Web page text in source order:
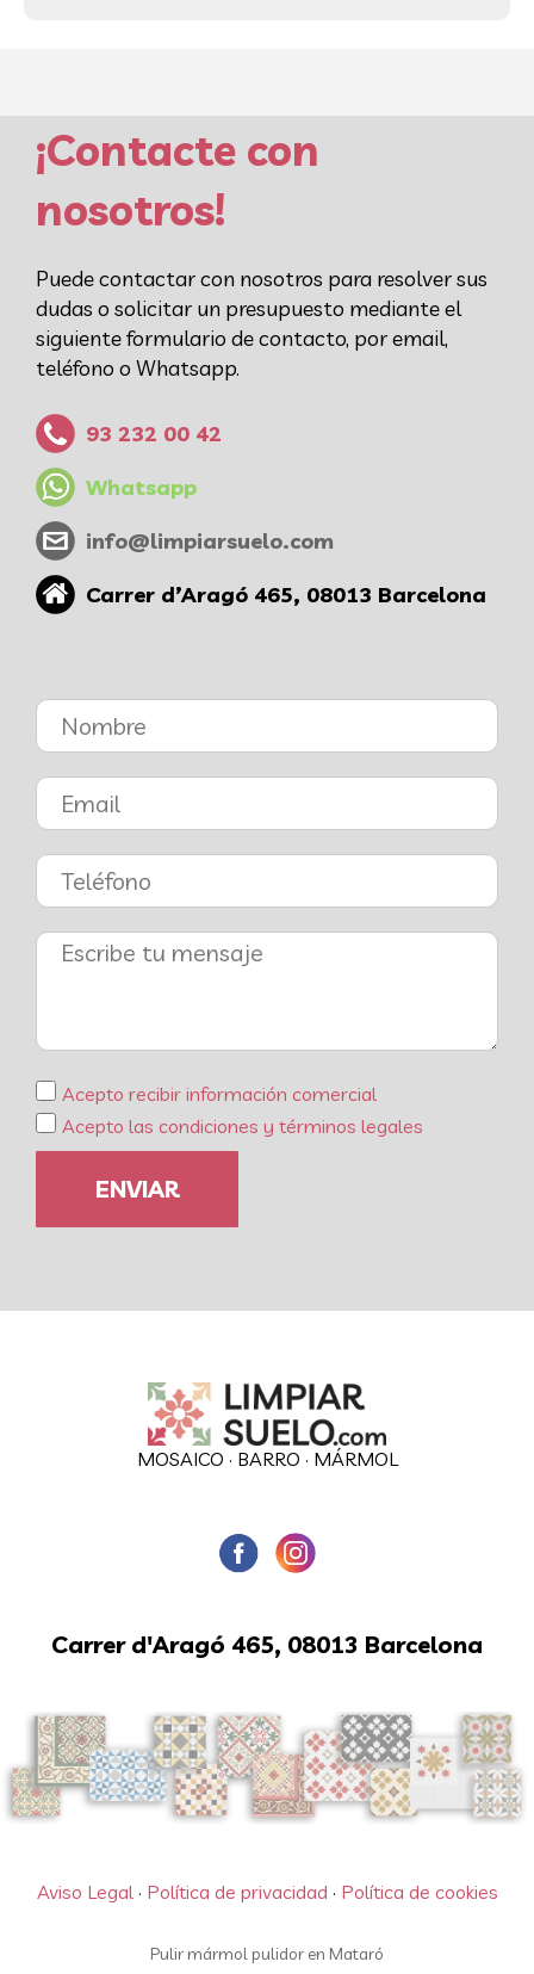
¡Contacte con
nosotros!
Puede contactar con nosotros para resolver sus
dudas o solicitar un presupuesto mediante el
siguiente formulario de contacto, por email,
teléfono o Whatsapp.
93 232 00 42
Whatsapp
info@limpiarsuelo.com
Carrer d’Aragó 465, 08013 Barcelona
Acepto recibir información comercial
Acepto las condiciones y términos legales
ENVIAR
MOSAICO · BARRO · MÁRMOL
Carrer d'Aragó 465, 08013 Barcelona
Aviso Legal · Política de privacidad · Política de cookies
Pulir mármol pulidor en Mataró